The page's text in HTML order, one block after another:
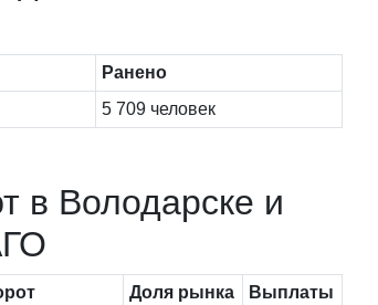
Ранено
5 709 человек
в Володарске и
Доля рынка
Выплаты